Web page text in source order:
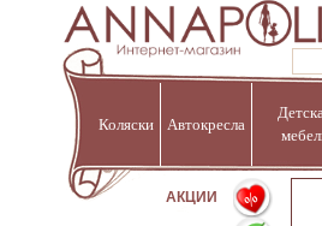
Коляски Автокресла
АКЦИИ %